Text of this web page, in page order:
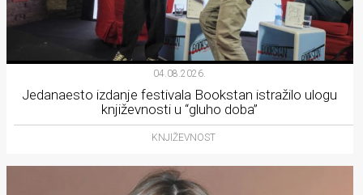
04.08.2026.
Jedanaesto izdanje festivala Bookstan istražilo ulogu
književnosti u “gluho doba”
KNJIŽEVNOST